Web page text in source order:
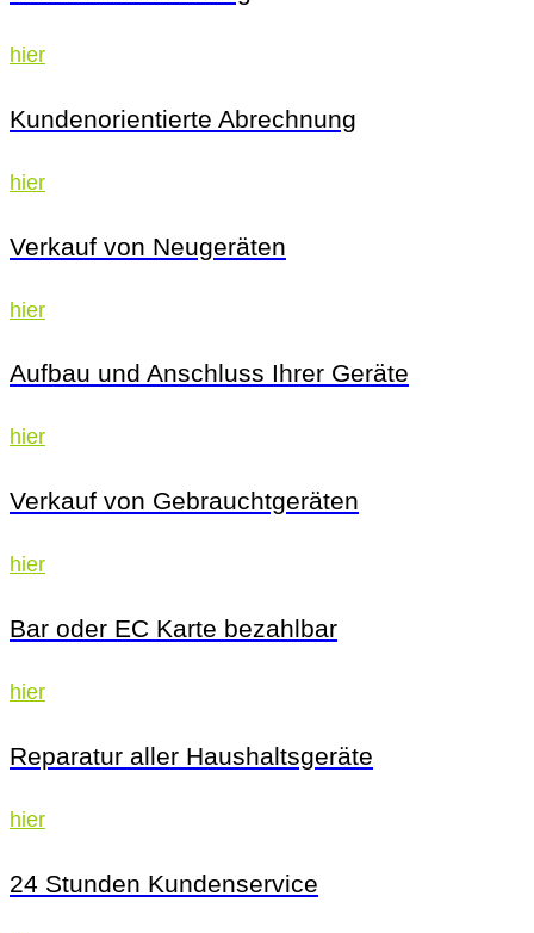
hier
Kundenorientierte Abrechnung
hier
Verkauf von Neugeräten
hier
Aufbau und Anschluss Ihrer Geräte
hier
Verkauf von Gebrauchtgeräten
hier
Bar oder EC Karte bezahlbar
hier
Reparatur aller Haushaltsgeräte
hier
24 Stunden Kundenservice